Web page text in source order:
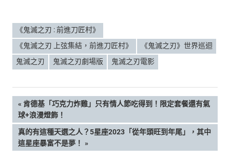
《鬼滅之刃 : 前進刀匠村》
《鬼滅之刃 上弦集結，前進刀匠村》
《鬼滅之刃》世界巡迴
鬼滅之刃
鬼滅之刃劇場版 鬼滅之刃電影
文
章
導
PREVIOUS
POST:
肯德基「巧克力炸雞」只有情人節吃得到！限定套餐還有氣
球+浪漫燈飾！
NEXT
POST:
真的有這種天選之人？5星座2023「從年頭旺到年尾」，其中
這星座暴富不是夢！